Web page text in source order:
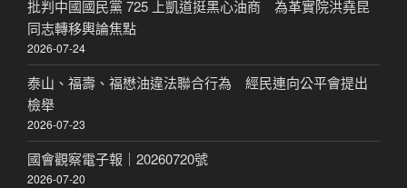
批判中國國民黨 725 上凱道挺黑心油商 為革實院洪堯昆
同志轉移輿論焦點
2026-07-24
泰山、福壽、福懋油違法聯合行為 經民連向公平會提出
檢舉
2026-07-23
國會觀察電子報｜20260720號
2026-07-20